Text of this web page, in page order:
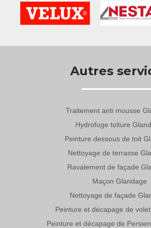
Autres
Traitement anti mousse
Hydrofuge toiture
Peinture dessous de toit
Nettoyage de terrasse
Ravalement de façade
Maçon Glandage
Nettoyage de façade
Peinture et décapage de
Peinture et décapage de